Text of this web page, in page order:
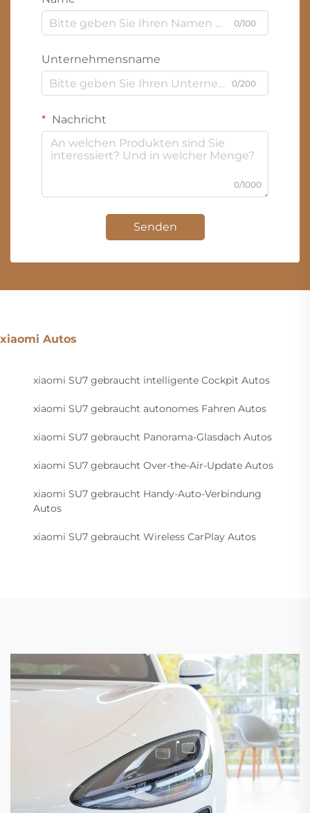
0/100
Unternehmensname
0/200
Nachricht
0/1000
Senden
xiaomi Autos
xiaomi SU7 gebraucht intelligente Cockpit Autos
xiaomi SU7 gebraucht autonomes Fahren Autos
xiaomi SU7 gebraucht Panorama-Glasdach Autos
xiaomi SU7 gebraucht Over-the-Air-Update Autos
xiaomi SU7 gebraucht Handy-Auto-Verbindung
Autos
xiaomi SU7 gebraucht Wireless CarPlay Autos